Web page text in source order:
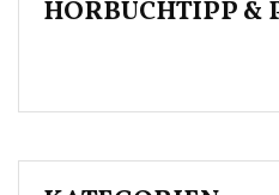
HÖRBUCHTIPP &